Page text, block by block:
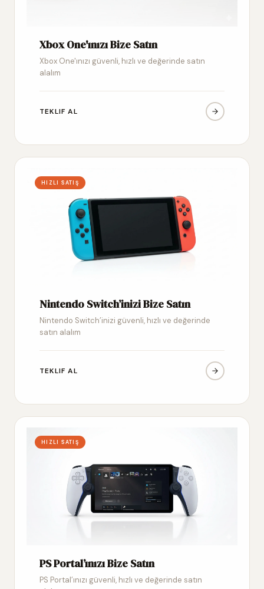
Xbox One'ınızı Bize Satın
Xbox One'ınızı güvenli, hızlı ve değerinde satın
alalım
TEKLIF AL
HIZLI SATIŞ
Nintendo Switch’inizi Bize Satın
Nintendo Switch’inizi güvenli, hızlı ve değerinde
satın alalım
TEKLIF AL
HIZLI SATIŞ
PS Portal’ınızı Bize Satın
PS Portal’ınızı güvenli, hızlı ve değerinde satın